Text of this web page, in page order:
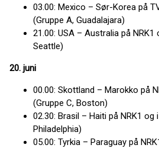
03.00: Mexico – Sør-Korea på
(Gruppe A, Guadalajara)
21.00: USA – Australia på NRK1
Seattle)
20. juni
00.00: Skottland – Marokko på
(Gruppe C, Boston)
02.30: Brasil – Haiti på NRK1 og
Philadelphia)
05.00: Tyrkia – Paraguay på